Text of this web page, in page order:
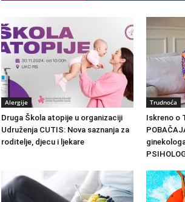
Alergije
Druga Škola atopije u organizaciji
Udruženja CUTIS: Nova saznanja za
roditelje, djecu i ljekare
Trudnoća
Iskreno o